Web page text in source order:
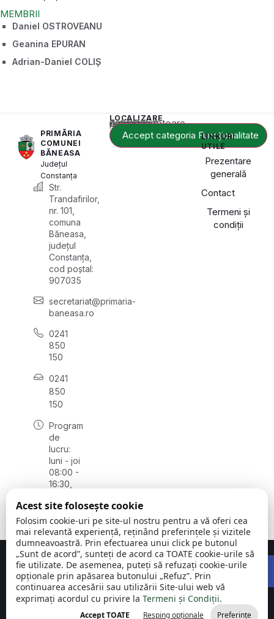
MEMBRII
Daniel OSTROVEANU
Geanina EPURAN
Adrian-Daniel COLIȘ
PRIMĂRIA
COMUNEI
BĂNEASA
Județul
Constanța
Str.
Trandafirilor,
nr. 101,
comuna
Băneasa,
județul
Constanța,
cod poștal:
907035
secretariat@primaria-
baneasa.ro
0241
850
150
0241
850
150
Program
de
lucru:
luni - joi
08:00 -
16:30,
08:00 -
14:00
LOCALIZARE
Acest conținut este blocat până când acceptați categoria corespunzătoare de cookie-uri.
Accept categoria Funcționalitate
LINKURI
UTILE
Prezentare
generală
Contact
Termeni și
condiții
Comuna
Băneasa |
©
2026
Toate
drepturile
rezervate
Concept realizat deBig Media Relații Publice SRL
Acest site folosește cookie
Folosim cookie-uri pe site-ul nostru pentru a vă oferi cea
mai relevantă experiență, reținând preferințele și vizitele
dumneavoastră. Prin efectuarea unui click pe butonul
„Sunt de acord”, sunteți de acord ca TOATE cookie-urile să
fie utilizate. De asemenea, puteți să refuzați cookie-urile
opționale prin apăsarea butonului „Refuz”. Prin
continuarea accesării sau utilizării Site-ului web vă
exprimați acordul cu privire la Termeni și Condiții.
Accept TOATE Resping opționale Preferințe